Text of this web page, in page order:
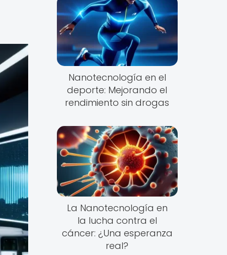
Nanotecnología en el
deporte: Mejorando el
rendimiento sin drogas
La Nanotecnología en
la lucha contra el
cáncer: ¿Una esperanza
real?